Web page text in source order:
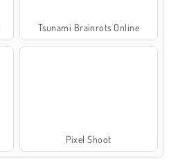
Tsunami Brainrots Online
Pixel Shoot